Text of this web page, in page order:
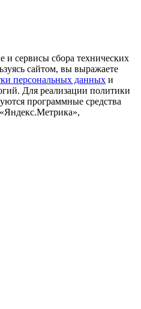
и сервисы сбора технических
сайтом, вы выражаете
персональных данных и
Для реализации политики
программные средства